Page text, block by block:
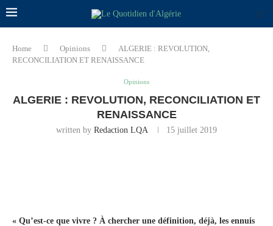
Home Opinions
ALGERIE : REVOLUTION,
RECONCILIATION ET RENAISSANCE
Opinions
ALGERIE : REVOLUTION, RECONCILIATION ET
RENAISSANCE
written by Redaction LQA 15 juillet 2019
« Qu’est-ce que vivre ? À chercher une définition, déjà, les ennuis